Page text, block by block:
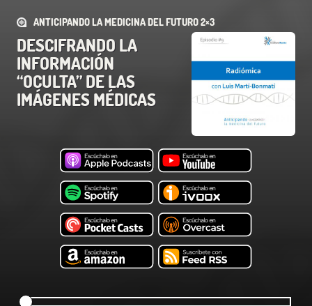
ANTICIPANDO LA MEDICINA DEL FUTURO 2×3
DESCIFRANDO LA
INFORMACIÓN
“OCULTA” DE LAS
IMÁGENES MÉDICAS